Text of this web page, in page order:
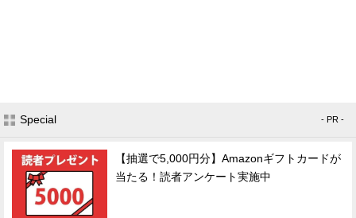
Special - PR -
【抽選で5,000円分】Amazonギフトカードが
当たる！読者アンケート実施中